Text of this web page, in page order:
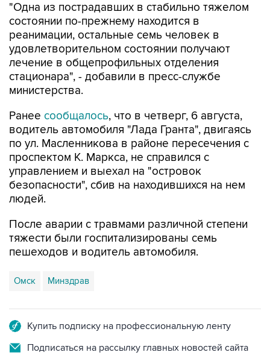
"Одна из пострадавших в стабильно тяжелом
состоянии по-прежнему находится в
реанимации, остальные семь человек в
удовлетворительном состоянии получают
лечение в общепрофильных отделения
стационара", - добавили в пресс-службе
министерства.
Ранее сообщалось, что в четверг, 6 августа,
водитель автомобиля "Лада Гранта", двигаясь
по ул. Масленникова в районе пересечения с
проспектом К. Маркса, не справился с
управлением и выехал на "островок
безопасности", сбив на находившихся на нем
людей.
После аварии с травмами различной степени
тяжести были госпитализированы семь
пешеходов и водитель автомобиля.
Омск Минздрав
Купить подписку на профессиональную ленту
Подписаться на рассылку главных новостей сайта